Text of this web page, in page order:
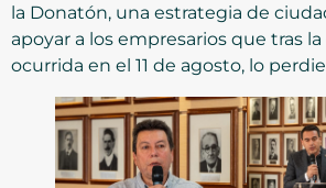
la Donatón, una estrategia de
apoyar a los empresarios que tras
ocurrida en el 11 de agosto, lo